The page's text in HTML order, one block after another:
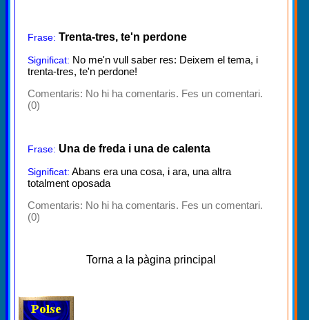
Frase: Trenta-tres, te'n perdone
Significat: No me'n vull saber res: Deixem el tema, i
trenta-tres, te'n perdone!
Comentaris: No hi ha comentaris. Fes un comentari.
(0)
Frase: Una de freda i una de calenta
Significat: Abans era una cosa, i ara, una altra
totalment oposada
Comentaris: No hi ha comentaris. Fes un comentari.
(0)
Torna a la pàgina principal